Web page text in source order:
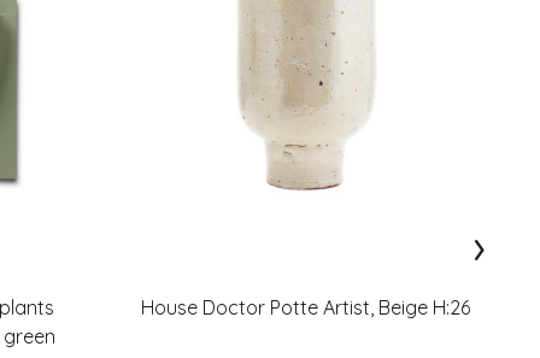
House Doctor Potte Artist, Beige H:26
›